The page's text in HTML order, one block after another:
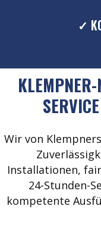
✓
Wir von
Installationen,
24-Stunden-
kompetente